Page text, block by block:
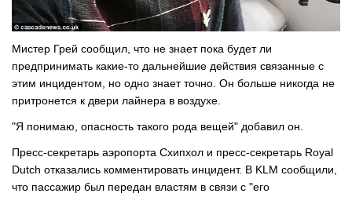
Мистер Грей сообщил, что не знает пока будет ли
предпринимать какие-то дальнейшие действия связанные с
этим инцидентом, но одно знает точно. Он больше никогда не
притронется к двери лайнера в воздухе.
"Я понимаю, опасность такого рода вещей" добавил он.
Пресс-секретарь аэропорта Схипхол и пресс-секретарь Royal
Dutch отказались комментировать инцидент. В KLM сообщили,
что пассажир был передан властям в связи с "его